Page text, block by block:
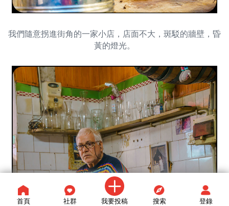
我們隨意拐進街角的一家小店，店面不大，斑駁的牆壁，昏
黃的燈光。
首頁 社群 我要投稿 搜索 登錄